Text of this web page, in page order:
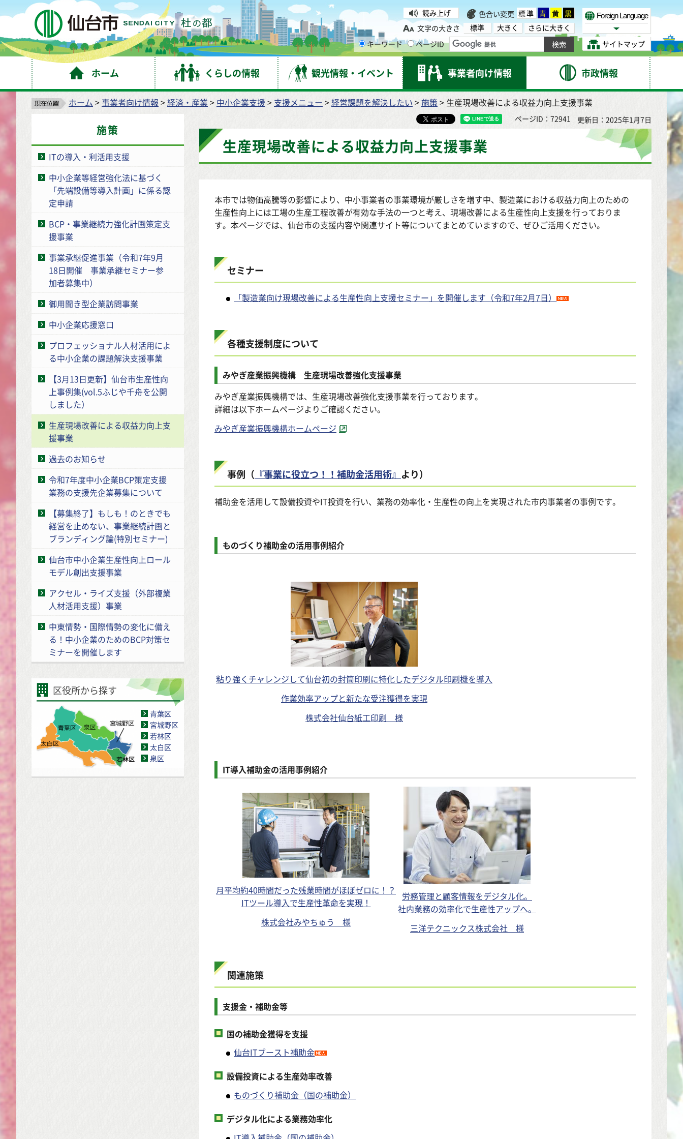
仙台市 読み上げ 色合い変更 標準 青 黄 黒
文字の大きさ
標準 大きく
さらに大きく
キーワード
ページID
Foreign Language
Select Language
サイトマップ
ホーム くらしの情報 観光情報・イベント 事業者向け情報 市政情報
ホーム >事業者向け情報 >経済・産業 > 中小企業支援> 支援メニュー >経営課題を解決したい >施策 > 生産現場改善による収益力向上支援事業
施策
ITの導入・利活用支援
中小企業等経営強化法に基づく
「先端設備等導入計画」に係る認
定申請
BCP・事業継続力強化計画策定支
援事業
事業承継促進事業（令和7年9月
18日開催 事業承継セミナー参
加者募集中）
御用聞き型企業訪問事業
中小企業応援窓口
プロフェッショナル人材活用によ
る中小企業の課題解決支援事業
【3月13日更新】仙台市生産性向
上事例集(vol.5ふじや千舟を公開
しました）
生産現場改善による収益力向上支
援事業
過去のお知らせ
令和7年度中小企業BCP策定支援
業務の支援先企業募集について
【募集終了】もしも！のときでも
経営を止めない、事業継続計画と
ブランディング論(特別セミナー)
仙台市中小企業生産性向上ロール
モデル創出支援事業
アクセル・ライズ支援（外部複業
人材活用支援）事業
中東情勢・国際情勢の変化に備え
る！中小企業のためのBCP対策セ
ミナーを開催します
区役所から探す
青葉区
宮城野区
若林区
太白区
泉区
ページID：72941 更新日：2025年1月7日
生産現場改善による収益力向上支援事業
本市では物価高騰等の影響により、中小事業者の事業環境が厳しさを増す中、製造業における収益力向上のための
生産性向上には工場の生産工程改善が有効な手法の一つと考え、現場改善による生産性向上支援を行っておりま
す。本ページでは、仙台市の支援内容や関連サイト等についてまとめていますので、ぜひご活用ください。
セミナー
「製造業向け現場改善による生産性向上支援セミナー」を開催します（令和7年2月7日）
各種支援制度について
みやぎ産業振興機構 生産現場改善強化支援事業
みやぎ産業振興機構では、生産現場改善強化支援事業を行っております。
詳細は以下ホームページよりご確認ください。
みやぎ産業振興機構ホームページ
事例（ 『事業に役立つ！！補助金活用術』 より）
補助金を活用して設備投資やIT投資を行い、業務の効率化・生産性の向上を実現された市内事業者の事例です。
ものづくり補助金の活用事例紹介
粘り強くチャレンジして仙台初の封筒印刷に特化したデジタル印刷機を導入
作業効率アップと新たな受注獲得を実現
株式会社仙台紙工印刷 様
IT導入補助金の活用事例紹介
月平均約40時間だった残業時間がほぼゼロに！？
ITツール導入で生産性革命を実現！
株式会社みやちゅう 様
労務管理と顧客情報をデジタル化。
社内業務の効率化で生産性アップへ。
三洋テクニックス株式会社 様
関連施策
支援金・補助金等
国の補助金獲得を支援
仙台ITブースト補助金
設備投資による生産効率改善
ものづくり補助金（国の補助金）
デジタル化による業務効率化